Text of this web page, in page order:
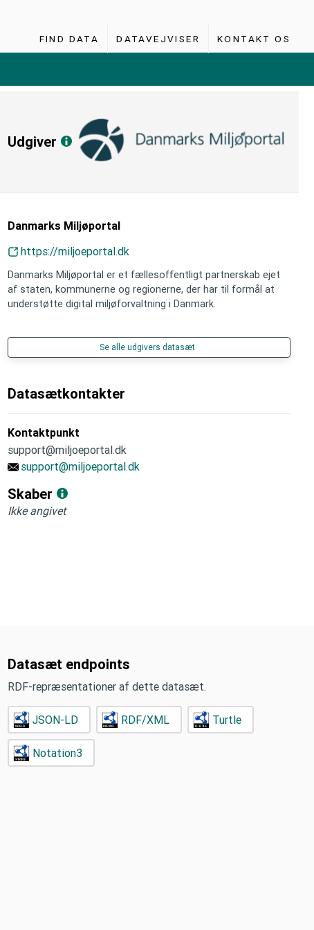
FIND DATA DATAVEJVISER KONTAKT OS
Udgiver
Danmarks Miljøportal
https://miljoeportal.dk
Danmarks Miljøportal er et fællesoffentligt partnerskab ejet
af staten, kommunerne og regionerne, der har til formål at
understøtte digital miljøforvaltning i Danmark.
Se alle udgivers datasæt
Datasætkontakter
Kontaktpunkt
support@miljoeportal.dk
support@miljoeportal.dk
Skaber
Ikke angivet
Datasæt endpoints
RDF-repræsentationer af dette datasæt.
JSON-LD RDF/XML Turtle
Notation3